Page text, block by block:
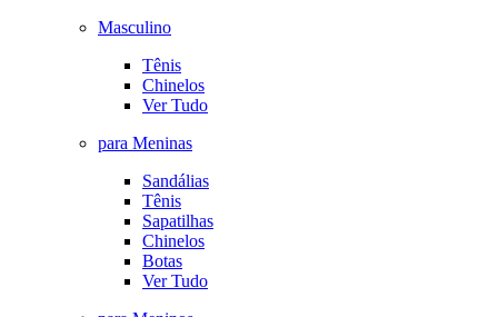
Masculino
Tênis
Chinelos
Ver Tudo
para Meninas
Sandálias
Tênis
Sapatilhas
Chinelos
Botas
Ver Tudo